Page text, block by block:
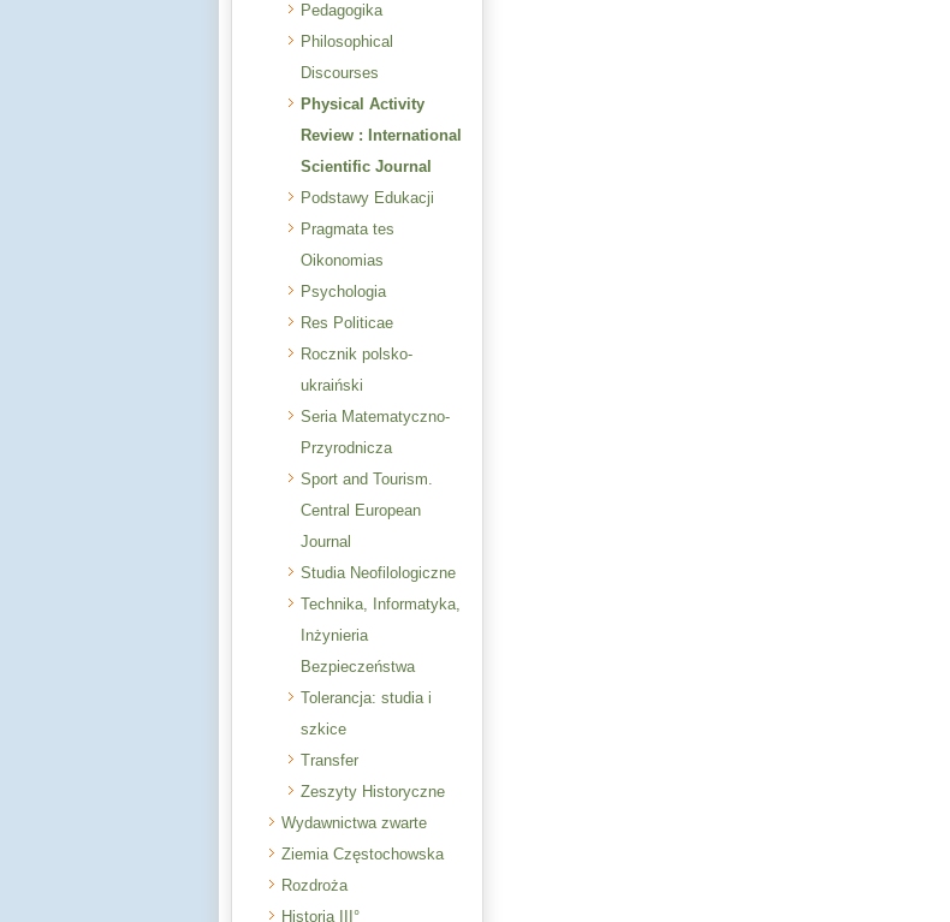
Pedagogika
Philosophical
Discourses
Physical Activity
Review : International
Scientific Journal
Podstawy Edukacji
Pragmata tes
Oikonomias
Psychologia
Res Politicae
Rocznik polsko-
ukraiński
Seria Matematyczno-
Przyrodnicza
Sport and Tourism.
Central European
Journal
Studia Neofilologiczne
Technika, Informatyka,
Inżynieria
Bezpieczeństwa
Tolerancja: studia i
szkice
Transfer
Zeszyty Historyczne
Wydawnictwa zwarte
Ziemia Częstochowska
Rozdroża
Historia III°